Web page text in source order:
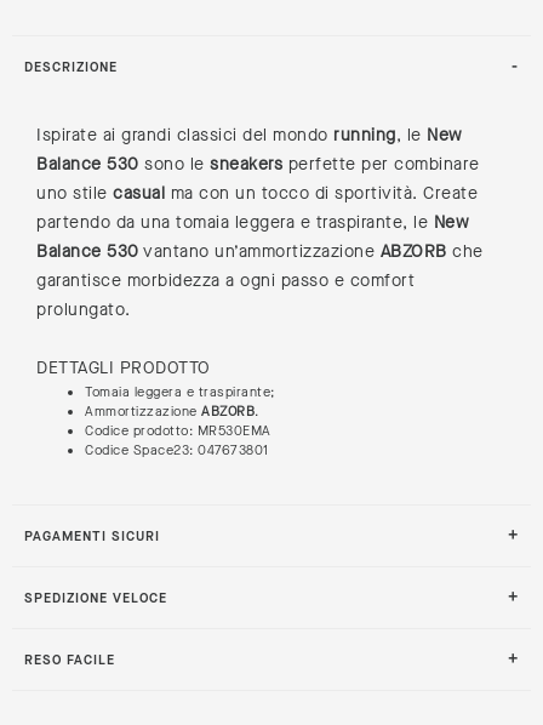
DESCRIZIONE
Ispirate ai grandi classici del mondo running, le New
Balance 530 sono le sneakers perfette per combinare
uno stile casual ma con un tocco di sportività. Create
partendo da una tomaia leggera e traspirante, le New
Balance 530 vantano un’ammortizzazione ABZORB che
garantisce morbidezza a ogni passo e comfort
prolungato.
DETTAGLI PRODOTTO
Tomaia leggera e traspirante;
Ammortizzazione ABZORB.
Codice prodotto: MR530EMA
Codice Space23: 047673801
PAGAMENTI SICURI
SPEDIZIONE VELOCE
RESO FACILE